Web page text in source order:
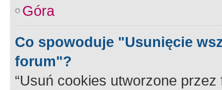
Góra
Co spowoduje "Usunięcie
forum"?
“Usuń cookies utworzone